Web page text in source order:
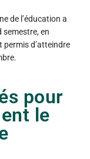
de l’éducation a
semestre, en
permis d’atteindre
pour
le